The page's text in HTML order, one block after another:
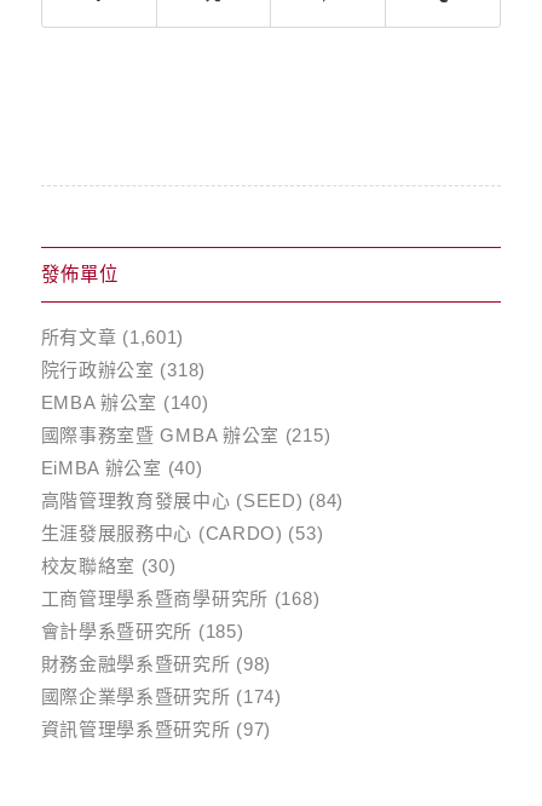
發佈單位
所有文章 (1,601)
院行政辦公室 (318)
EMBA 辦公室 (140)
國際事務室暨 GMBA 辦公室 (215)
EiMBA 辦公室 (40)
高階管理教育發展中心 (SEED) (84)
生涯發展服務中心 (CARDO) (53)
校友聯絡室 (30)
工商管理學系暨商學研究所 (168)
會計學系暨研究所 (185)
財務金融學系暨研究所 (98)
國際企業學系暨研究所 (174)
資訊管理學系暨研究所 (97)